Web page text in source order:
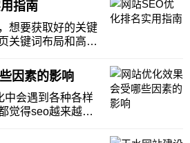
录，检索完整标题
样页面才会有机会
指南
想要获取好的关键
关键词布局和高质
我们具体来谈谈：
是网站title、
，可
因素的影响
中会遇到各种各样
觉得seo越来越难